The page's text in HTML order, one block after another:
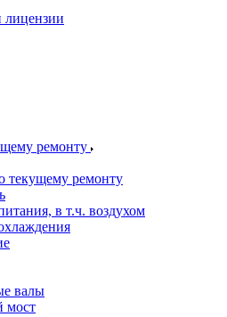
ремонту
текущему ремонту
в т.ч. воздухом
валы
мост